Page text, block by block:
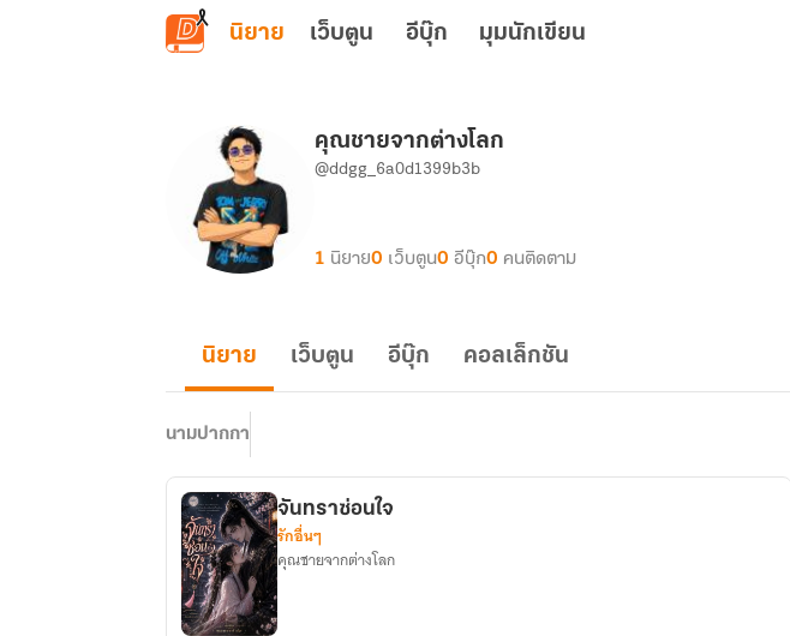
ข้ามไปยังเนื้อหาหลัก
นิยาย เว็บตูน อีบุ๊ก มุมนักเขียน
คุณชายจากต่างโลก
@ddgg_6a0d1399b3b
1 นิยาย0 เว็บตูน0 อีบุ๊ก0 คนติดตาม
นิยาย เว็บตูน อีบุ๊ก คอลเล็กชัน
นามปากกา
จันทราซ่อนใจ
รักอื่นๆ
คุณชายจากต่างโลก